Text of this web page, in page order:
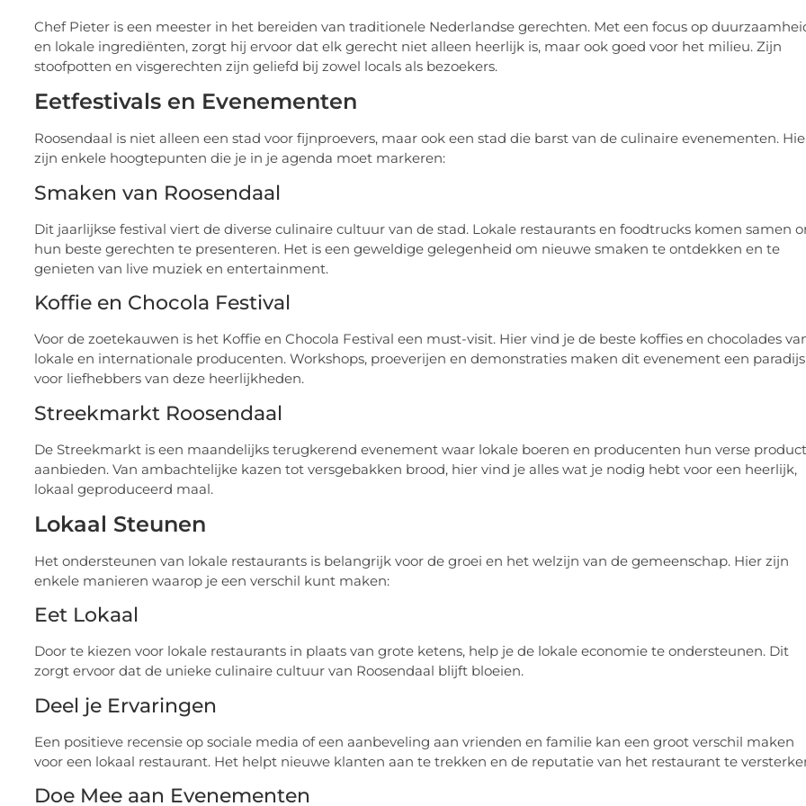
Chef Pieter is een meester in het bereiden van traditionele Nederlandse gerechten. Met een focus op
en lokale ingrediënten, zorgt hij ervoor dat elk gerecht niet alleen heerlijk is, maar ook goed voor het milieu. Zijn
stoofpotten en visgerechten zijn geliefd bij zowel locals als bezoekers.
Eetfestivals en Evenementen
Roosendaal is niet alleen een stad voor fijnproevers, maar ook een stad die barst van de culinaire evenementen.
zijn enkele hoogtepunten die je in je agenda moet markeren:
Smaken van Roosendaal
Dit jaarlijkse festival viert de diverse culinaire cultuur van de stad. Lokale restaurants en foodtrucks komen samen
hun beste gerechten te presenteren. Het is een geweldige gelegenheid om nieuwe smaken te ontdekken en te
genieten van live muziek en entertainment.
Koffie en Chocola Festival
Voor de zoetekauwen is het Koffie en Chocola Festival een must-visit. Hier vind je de beste koffies en chocolades
lokale en internationale producenten. Workshops, proeverijen en demonstraties maken dit evenement een paradijs
voor liefhebbers van deze heerlijkheden.
Streekmarkt Roosendaal
De Streekmarkt is een maandelijks terugkerend evenement waar lokale boeren en producenten hun verse
aanbieden. Van ambachtelijke kazen tot versgebakken brood, hier vind je alles wat je nodig hebt voor een heerlijk,
lokaal geproduceerd maal.
Lokaal Steunen
Het ondersteunen van lokale restaurants is belangrijk voor de groei en het welzijn van de gemeenschap. Hier zijn
enkele manieren waarop je een verschil kunt maken:
Eet Lokaal
Door te kiezen voor lokale restaurants in plaats van grote ketens, help je de lokale economie te ondersteunen. Dit
zorgt ervoor dat de unieke culinaire cultuur van Roosendaal blijft bloeien.
Deel je Ervaringen
Een positieve recensie op sociale media of een aanbeveling aan vrienden en familie kan een groot verschil maken
voor een lokaal restaurant. Het helpt nieuwe klanten aan te trekken en de reputatie van het restaurant te
Doe Mee aan Evenementen